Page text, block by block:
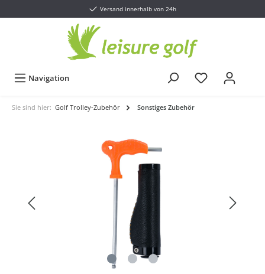
Versand innerhalb von 24h
Navigation
Sie sind hier: Golf Trolley-Zubehör Sonstiges Zubehör